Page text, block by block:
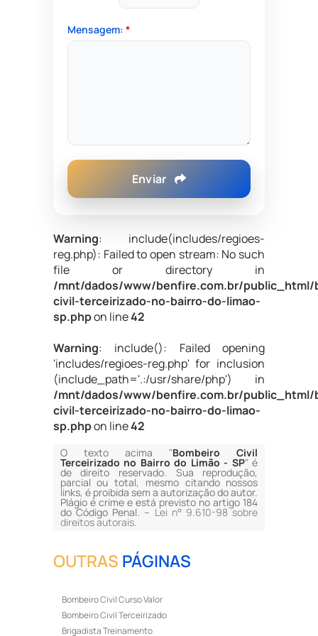
Mensagem: *
Enviar
Warning: include(includes/regioes-
reg.php): Failed to open stream: No such
file or directory in
/mnt/dados/www/benfire.com.br/public_html/
civil-terceirizado-no-bairro-do-limao-
sp.phpon line42
Warning: include(): Failed opening
'includes/regioes-reg.php' for inclusion
(include_path='.:/usr/share/php') in
/mnt/dados/www/benfire.com.br/public_html/
civil-terceirizado-no-bairro-do-limao-
sp.phpon line42
O texto acima "Bombeiro Civil
Terceirizado no Bairro do Limão - SP" é
de direito reservado. Sua reprodução,
parcial ou total, mesmo citando nossos
links, é proibida sem a autorização do autor.
Plágio é crime e está previsto no artigo 184
do Código Penal. – Lei n° 9.610-98 sobre
direitos autorais.
OUTRAS PÁGINAS
Bombeiro Civil Curso Valor
Bombeiro Civil Terceirizado
Brigadista Treinamento